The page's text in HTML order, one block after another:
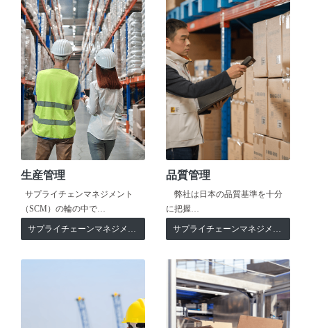
生産管理
サプライチェンマネジメント
（SCM）の輪の中で…
サプライチェーンマネジメント
品質管理
弊社は日本の品質基準を十分
に把握…
サプライチェーンマネジメント